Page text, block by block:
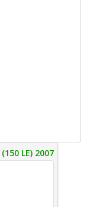
(150 LE) 2007